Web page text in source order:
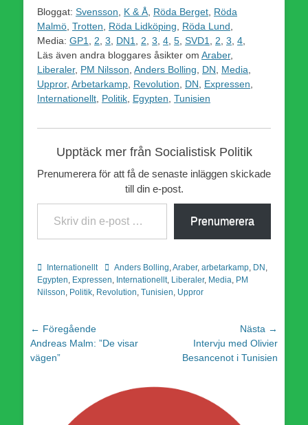
Bloggat: Svensson K & Å Röda Berget Röda
Malmö Trotten Röda Lidköping Röda Lund
Media: GP1 2 3 DN1 2 3 4 5 SVD1 2 3 4
Läs även andra bloggares åsikter om Araber,
Liberaler, PM Nilsson Anders Bolling DN Media
Uppror, Arbetarkamp Revolution DN Expressen
Internationellt Politik Egypten Tunisien
Upptäck mer från Socialistisk Politik
Prenumerera för att få de senaste inläggen skickade
till din e-post.
Skriv din e-post …
Prenumerera
Kategorier
Internationellt Etiketter
Anders Bolling Araber, arbetarkamp DN
Egypten Expressen Internationellt, Liberaler, Media PM
Nilsson Politik Revolution Tunisien Uppror
Inläggsnavigering
← Föregående
Föregående
inlägg:
Andreas Malm: ”De visar
vägen”
Nästa →
Intervju med Olivier
Besancenot i Tunisien